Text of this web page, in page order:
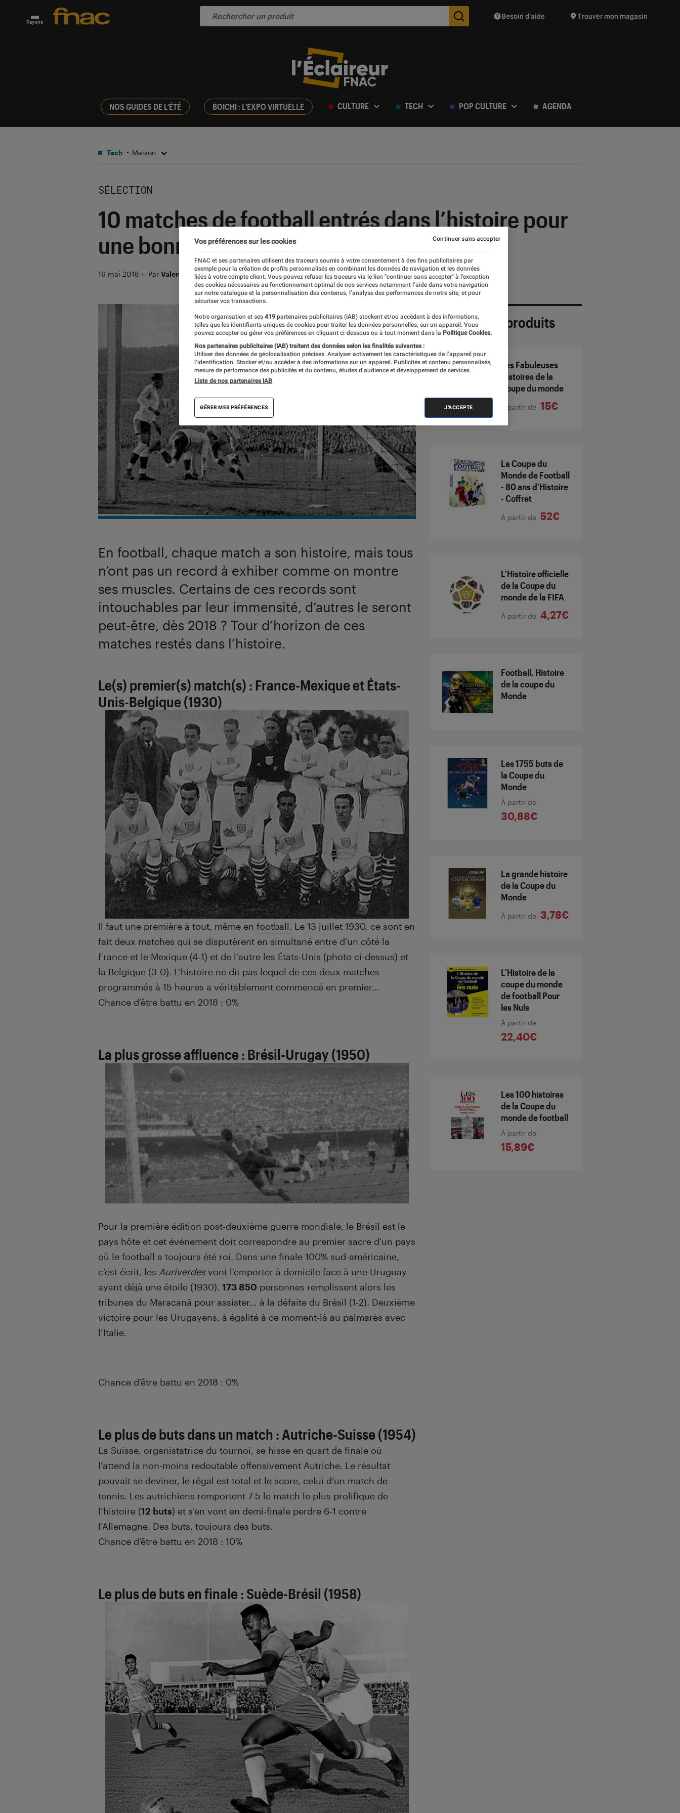
Rayons Des suggestions de produits vont vous être proposées
Besoin d’aide Trouver mon magasin
NOS GUIDES DE L'ÉTÉ BOICHI : L'EXPO VIRTUELLE CULTURE TECH POP CULTURE AGENDA
Tech Maison
SÉLECTION
10 matches de football entrés dans l’histoire pour
une bonne raison
16 mai 2018 ・ Par Valentin
En football, chaque match a son histoire, mais tous
n’ont pas un record à exhiber comme on montre
ses muscles. Certains de ces records sont
intouchables par leur immensité, d’autres le seront
peut-être, dès 2018 ? Tour d’horizon de ces
matches restés dans l’histoire.
Le(s) premier(s) match(s) : France-Mexique et États-
Unis-Belgique (1930)
Il faut une première à tout, même en football. Le 13 juillet 1930, ce sont en
fait deux matches qui se disputèrent en simultané entre d’un côté la
France et le Mexique (4-1) et de l’autre les États-Unis (photo ci-dessus) et
la Belgique (3-0). L’histoire ne dit pas lequel de ces deux matches
programmés à 15 heures a véritablement commencé en premier…
Chance d’être battu en 2018 : 0%
La plus grosse affluence : Brésil-Urugay (1950)
Pour la première édition post-deuxième guerre mondiale, le Brésil est le
pays hôte et cet événement doit correspondre au premier sacre d’un pays
où le football a toujours été roi. Dans une finale 100% sud-américaine,
c’est écrit, les Auriverdesvont l’emporter à domicile face à une Uruguay
ayant déjà une étoile (1930). 173 850 personnes remplissent alors les
tribunes du Maracanã pour assister… à la défaite du Brésil (1-2). Deuxième
victoire pour les Urugayens, à égalité à ce moment-là au palmarès avec
l’Italie.
Chance d’être battu en 2018 : 0%
Le plus de buts dans un match : Autriche-Suisse (1954)
La Suisse, organistatrice du tournoi, se hisse en quart de finale où
l’attend la non-moins redoutable offensivement Autriche. Le résultat
pouvait se deviner, le régal est total et le score, celui d’un match de
tennis. Les autrichiens remportent 7-5 le match le plus prolifique de
l’histoire (12 buts) et s’en vont en demi-finale perdre 6-1 contre
l’Allemagne. Des buts, toujours des buts.
Chance d’être battu en 2018 : 10%
Le plus de buts en finale : Suède-Brésil (1958)
Sélection de produits
Les Fabuleuses
Histoires de la
Coupe du monde
À partir de 15€
La Coupe du
Monde de Football
- 80 ans d'Histoire
- Coffret
À partir de 52€
L'Histoire officielle
de la Coupe du
monde de la FIFA
À partir de 4,27€
Football, Histoire
de la coupe du
Monde
Les 1755 buts de
la Coupe du
Monde
À partir de
30,88€
La grande histoire
de la Coupe du
Monde
À partir de 3,78€
L'Histoire de la
coupe du monde
de football Pour
les Nuls
À partir de
22,40€
Les 100 histoires
de la Coupe du
monde de football
À partir de
15,89€
Vos préférences sur les cookies
FNAC et ses partenaires utilisent des traceurs soumis à votre consentement à des fins publicitaires par
exemple pour la création de profils personnalisés en combinant les données de navigation et les données
liées à votre compte client. Vous pouvez refuser les traceurs via le lien "continuer sans accepter" à l’exception
des cookies nécessaires au fonctionnement optimal de nos services notamment l’aide dans votre navigation
sur notre catalogue et la personnalisation des contenus, l’analyse des performances de notre site, et pour
sécuriser vos transactions.
Notre organisation et ses 419 partenaires publicitaires (IAB) stockent et/ou accèdent à des informations,
telles que les identifiants uniques de cookies pour traiter les données personnelles, sur un appareil. Vous
pouvez accepter ou gérer vos préférences en cliquant ci-dessous ou à tout moment dans la Politique Cookies.
Nos partenaires publicitaires (IAB) traitent des données selon les finalités suivantes :
Utiliser des données de géolocalisation précises. Analyser activement les caractéristiques de l’appareil pour
l’identification. Stocker et/ou accéder à des informations sur un appareil. Publicités et contenu personnalisés,
mesure de performance des publicités et du contenu, études d’audience et développement de services.
Liste de nos partenaires IAB
GÉRER MES PRÉFÉRENCES J'ACCEPTE
Continuer sans accepter